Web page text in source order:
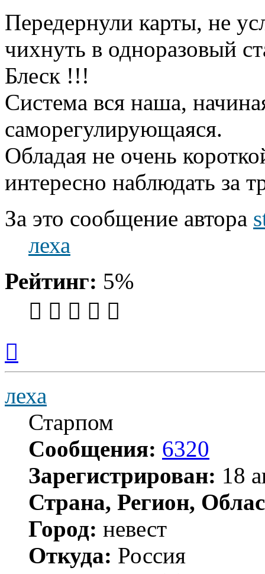
Передернули карты, не
чихнуть в одноразовый
Блеск !!!
Система вся наша,
саморегулирующаяся.
Обладая не очень
интересно наблюдать за
За это сообщение автора
леха
Рейтинг: 5%
началу
леха
Старпом
Сообщения: 6320
Зарегистрирован: 18
Страна, Регион,
Город: невест
Откуда: Россия